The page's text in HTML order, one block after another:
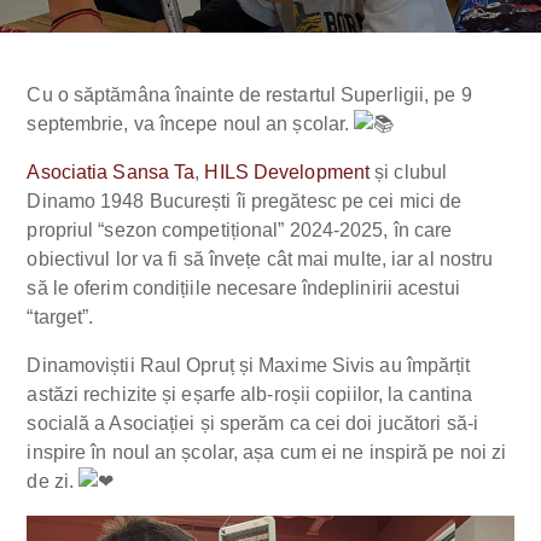
Cu o săptămâna înainte de restartul Superligii, pe 9
septembrie, va începe noul an școlar.
Asociatia Sansa Ta, HILS Developmentși clubul
Dinamo 1948 București îi pregătesc pe cei mici de
propriul “sezon competițional” 2024-2025, în care
obiectivul lor va fi să învețe cât mai multe, iar al nostru
să le oferim condițiile necesare îndeplinirii acestui
“target”.
Dinamoviștii Raul Opruț și Maxime Sivis au împărțit
astăzi rechizite și eșarfe alb-roșii copiilor, la cantina
socialăa Asociației și sperăm ca cei doi jucători să-i
inspire în noul an școlar, așa cum ei ne inspiră pe noi zi
de zi.